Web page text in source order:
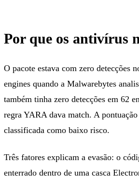
Por que os antivírus
O pacote estava com zero detecções
engines quando a Malwarebytes
também tinha zero detecções em 62
regra YARA dava match. A
classificada como baixo risco.
Três fatores explicam a evasão: o
enterrado dentro de uma casca